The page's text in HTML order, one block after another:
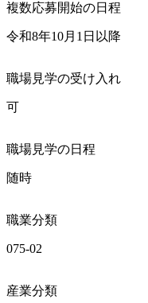
複数応募開始の日程
令和8年10月1日以降
職場見学の受け入れ
可
職場見学の日程
随時
職業分類
075-02
産業分類